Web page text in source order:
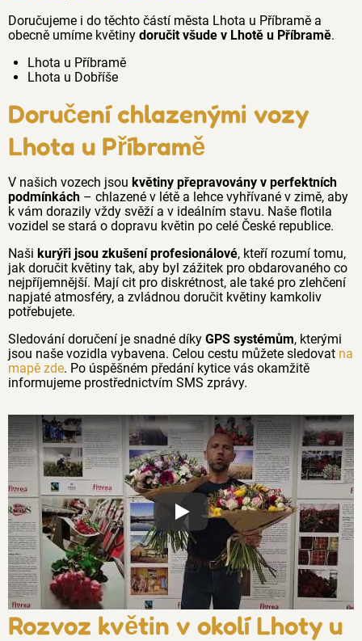
Doručujeme i do těchto částí města Lhota u Příbramě a
obecně umíme květiny doručit všude v Lhotě u Příbramě.
Lhota u Příbramě
Lhota u Dobříše
Doručení chlazenými vozy
Lhota u Příbramě
V našich vozech jsou květiny přepravovány v perfektních
podmínkách – chlazené v létě a lehce vyhřívané v zimě, aby
k vám dorazily vždy svěží a v ideálním stavu. Naše flotila
vozidel se stará o dopravu květin po celé České republice.
Naši kurýři jsou zkušení profesionálové, kteří rozumí tomu,
jak doručit květiny tak, aby byl zážitek pro obdarovaného co
nejpříjemnější. Mají cit pro diskrétnost, ale také pro zlehčení
napjaté atmosféry, a zvládnou doručit květiny kamkoliv
potřebujete.
Sledování doručení je snadné díky GPS systémům, kterými
jsou naše vozidla vybavena. Celou cestu můžete sledovat na
mapě zde. Po úspěšném předání kytice vás okamžitě
informujeme prostřednictvím SMS zprávy.
Proč jsou květiny z Florea tak
Rozvoz květin v okolí Lhoty u